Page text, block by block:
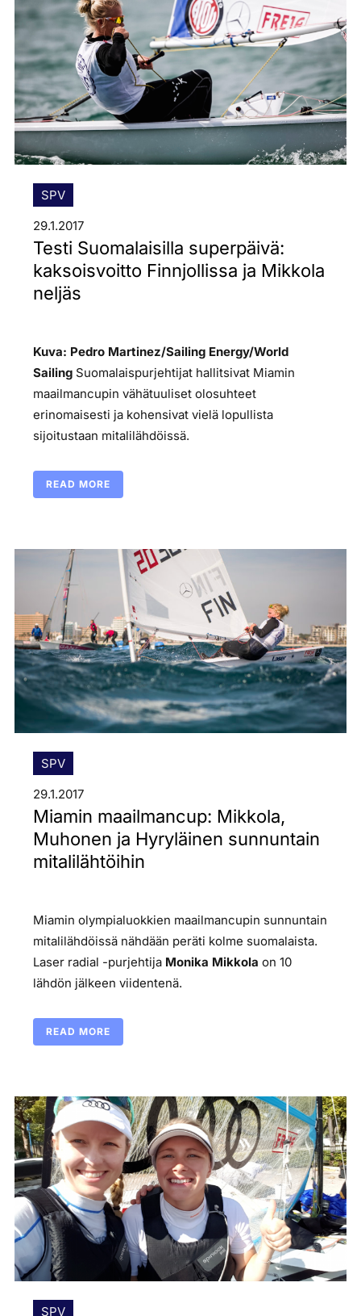
SPV
29.1.2017
Testi Suomalaisilla superpäivä:
kaksoisvoitto Finnjollissa ja Mikkola
neljäs
Kuva: Pedro Martinez/Sailing Energy/World
SailingSuomalaispurjehtijat hallitsivat Miamin
maailmancupin vähätuuliset olosuhteet
erinomaisesti ja kohensivat vielä lopullista
sijoitustaan mitalilähdöissä.
READ MORE
SPV
29.1.2017
Miamin maailmancup: Mikkola,
Muhonen ja Hyryläinen sunnuntain
mitalilähtöihin
Miamin olympialuokkien maailmancupin sunnuntain
mitalilähdöissä nähdään peräti kolme suomalaista.
Laser radial -purjehtijaMonika Mikkola on 10
lähdön jälkeen viidentenä.
READ MORE
SPV